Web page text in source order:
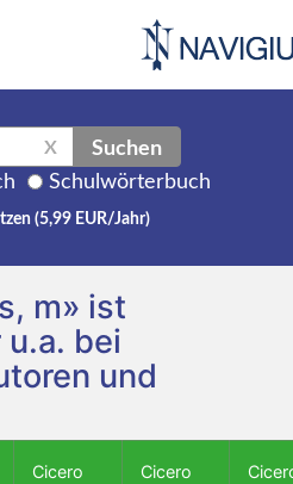
X Suchen
Schulwörterbuch
(5,99 EUR/Jahr)
m» ist
bei
und
Cicero
Cicero